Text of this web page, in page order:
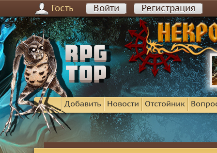
Гость Войти Регистрация
Добавить Новости Отстойник